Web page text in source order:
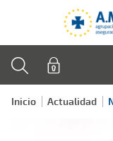
Inicio Actualidad